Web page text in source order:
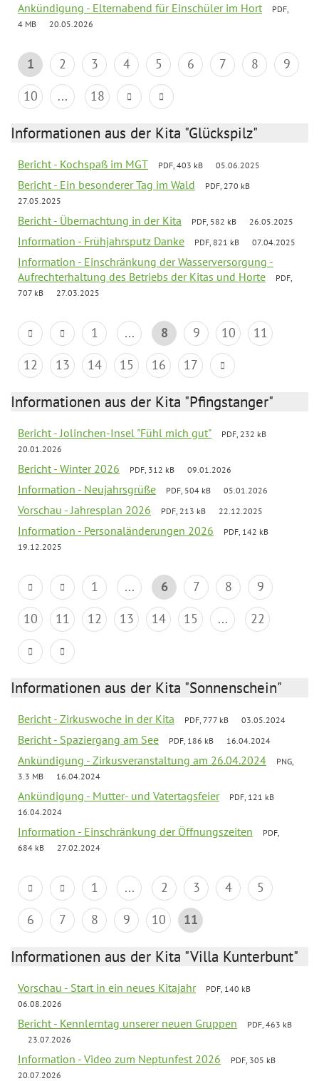
Ankündigung - Elternabend für Einschüler im Hort
PDF,
4 MB
20.05.2026
1 2 3 4 5 6 7 8
9
10
... 18
Informationen aus der Kita "Glückspilz"
Bericht - Kochspaß im MGT PDF, 403 kB 05.06.2025
Bericht - Ein besonderer Tag im Wald
PDF, 270 kB
27.05.2025
Bericht - Übernachtung in der Kita PDF, 582 kB 26.05.2025
Information - Frühjahrsputz Danke PDF, 821 kB 07.04.2025
Information - Einschränkung der Wasserversorgung -
Aufrechterhaltung des Betriebs der Kitas und Horte
PDF,
707 kB
27.03.2025
1 ... 8 9 10
11
12
13 14 15 16 17
Informationen aus der Kita "Pfingstanger"
Bericht - Jolinchen-Insel "Fühl mich gut"
PDF, 232 kB
20.01.2026
Bericht - Winter 2026 PDF, 312 kB 09.01.2026
Information - Neujahrsgrüße PDF, 504 kB 05.01.2026
Vorschau - Jahresplan 2026 PDF, 213 kB 22.12.2025
Information - Personaländerungen 2026
PDF, 142 kB
19.12.2025
1 ... 6 7 8
9
10
11 12 13 14 15 ... 22
Informationen aus der Kita "Sonnenschein"
Bericht - Zirkuswoche in der Kita PDF, 777 kB 03.05.2024
Bericht - Spaziergang am See PDF, 186 kB 16.04.2024
Ankündigung - Zirkusveranstaltung am 26.04.2024
PNG,
3.3 MB
16.04.2024
Ankündigung - Mutter- und Vatertagsfeier
PDF, 121 kB
16.04.2024
Information - Einschränkung der Öffnungszeiten
PDF,
684 kB
27.02.2024
1 ... 2 3 4
5
6
7 8 9 10 11
Informationen aus der Kita "Villa Kunterbunt"
Vorschau - Start in ein neues Kitajahr
PDF, 140 kB
06.08.2026
Bericht - Kennlerntag unserer neuen Gruppen
PDF, 463 kB
23.07.2026
Information - Video zum Neptunfest 2026
PDF, 305 kB
20.07.2026